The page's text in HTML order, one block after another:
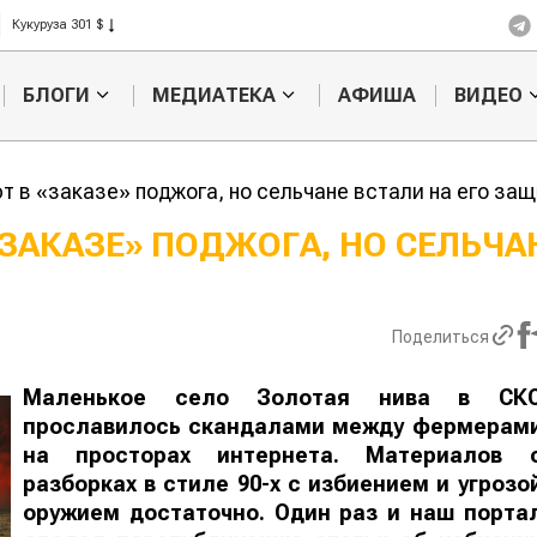
Кукуруза 301 $
Рис 408 $
БЛОГИ МЕДИАТЕКА АФИША ВИДЕО
«заказе» поджога, но сельчане встали на его
ПОДЖОГА, НО
Поделиться
Маленькое село Золотая нива в
прославилось скандалами между
на просторах интернета. Материалов
разборках в стиле 90-х с избиением и
оружием достаточно. Один раз и наш
жука будут
лазером